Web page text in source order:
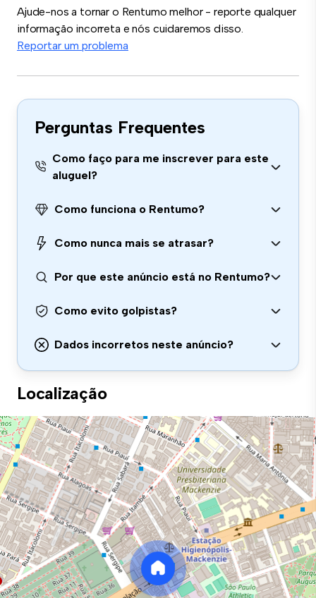
Ajude-nos a tornar o Rentumo melhor - reporte qualquer
informação incorreta e nós cuidaremos disso.
Reportar um problema
Perguntas Frequentes
Como faço para me inscrever para este
aluguel?
Como funciona o Rentumo?
Como nunca mais se atrasar?
Por que este anúncio está no Rentumo?
Como evito golpistas?
Dados incorretos neste anúncio?
Localização